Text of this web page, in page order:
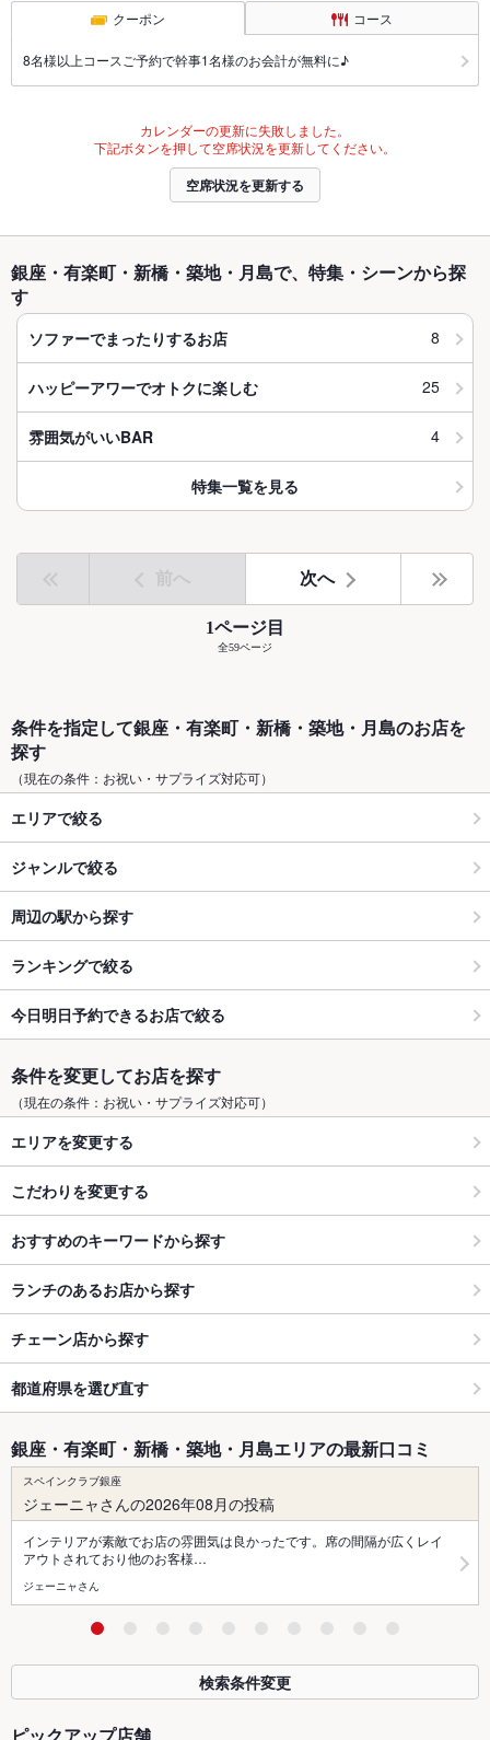
クーポン コース
8名様以上コースご予約で幹事1名様のお会計が無料に♪
カレンダーの更新に失敗しました。
下記ボタンを押して空席状況を更新してください。
空席状況を更新する
銀座・有楽町・新橋・築地・月島で、特集・シーンから探
す
ソファーでまったりするお店 8
ハッピーアワーでオトクに楽しむ 25
雰囲気がいいBAR 4
特集一覧を見る
前へ 次へ
1ページ目
全59ページ
条件を指定して銀座・有楽町・新橋・築地・月島のお店を
探す
（現在の条件：お祝い・サプライズ対応可）
エリアで絞る
ジャンルで絞る
周辺の駅から探す
ランキングで絞る
今日明日予約できるお店で絞る
条件を変更してお店を探す
（現在の条件：お祝い・サプライズ対応可）
エリアを変更する
こだわりを変更する
おすすめのキーワードから探す
ランチのあるお店から探す
チェーン店から探す
都道府県を選び直す
銀座・有楽町・新橋・築地・月島エリアの最新口コミ
スペインクラブ銀座
ジェーニャさんの2026年08月の投稿
インテリアが素敵でお店の雰囲気は良かったです。席の間隔が広くレイ
アウトされており他のお客様…
ジェーニャさん
検索条件変更